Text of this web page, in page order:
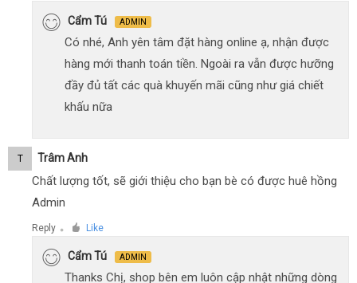
Cẩm Tú ADMIN
Có nhé, Anh yên tâm đặt hàng online ạ, nhận được
hàng mới thanh toán tiền. Ngoài ra vẫn được hưỡng
đầy đủ tất các quà khuyến mãi cũng như giá chiết
khấu nữa
T Trâm Anh
Chất lượng tốt, sẽ giới thiệu cho bạn bè có được huê hồng
Admin
Reply ● Like
Cẩm Tú ADMIN
Thanks Chị, shop bên em luôn cập nhật những dòng